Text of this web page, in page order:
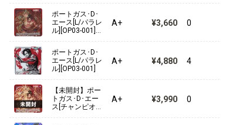
【ST-08】Side モンキー・D・ルフィ
【ST-07】ビッグ・マム海賊団
【ST-06】海軍
【ST-05】ONE PIECE FILM edition
【ST-04】百獣海賊団
ポートガス･D･
エース[L/パラレ
ル][OP03-001]
シップセット20
23]
A+ ¥3,660 0
ポートガス･D･
エース[L/パラレ
ル][OP03-001]
A+ ¥4,880 4
【未開封】ポー
トガス･D･エー
ス[チャンピオ
2023][L/パラレ
A+ ¥3,990 0